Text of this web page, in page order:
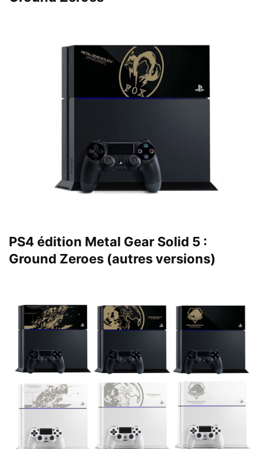
PS4 édition Metal Gear Solid 5 :
Ground Zeroes (autres versions)